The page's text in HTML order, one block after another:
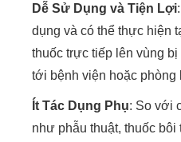
Dễ Sử Dụng và Tiện Lợi
dụng và có thể thực hiện
thuốc trực tiếp lên vùng
tới bệnh viện hoặc phòng
Ít Tác Dụng Phụ: So với
như phẫu thuật, thuốc